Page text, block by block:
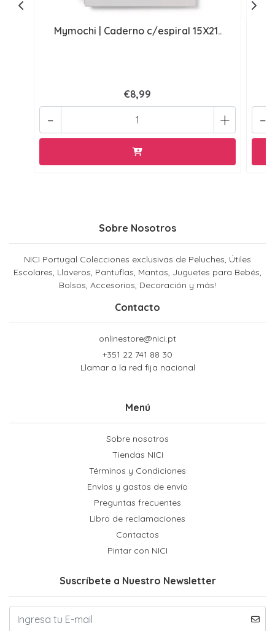
Mymochi | Caderno c/espiral 15X21..
€8,99
+
- -
Sobre Nosotros
NICI Portugal Colecciones exclusivas de Peluches, Útiles
Escolares, Llaveros, Pantuflas, Mantas, Juguetes para Bebés,
Bolsos, Accesorios, Decoración y más!
Contacto
onlinestore@nici.pt
+351 22 741 88 30
Llamar a la red fija nacional
Menú
Sobre nosotros
Tiendas NICI
Términos y Condiciones
Envíos y gastos de envío
Preguntas frecuentes
Libro de reclamaciones
Contactos
Pintar con NICI
Suscríbete a Nuestro Newsletter